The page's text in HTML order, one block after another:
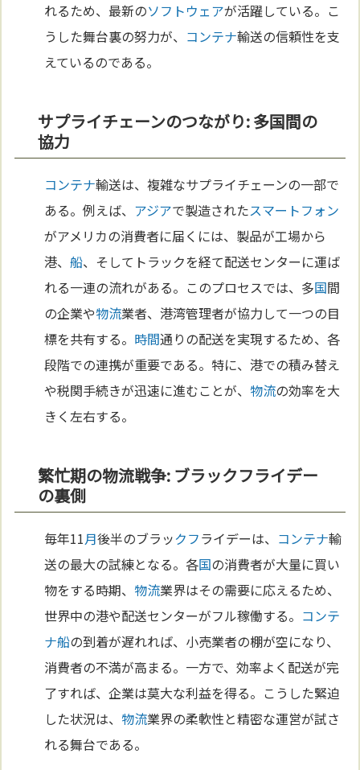
れるため、最新のソフトウェアが活躍している。こ
うした舞台裏の努力が、 コンテナ輸送の信頼性を支
えているのである。
サプライチェーンのつながり: 多国間の
協力
コンテナ輸送は、複雑なサプライチェーンの一部で
ある。例えば、 アジアで製造されたスマートフォン
がアメリカの消費者に届くには、製品が工場から
港、船、そしてトラックを経て配送センターに運ば
れる一連の流れがある。このプロセスでは、多国間
の企業や物流業者、港湾管理者が協力して一つの目
標を共有する。 時間通りの配送を実現するため、各
段階での連携が重要である。特に、港での積み替え
や税関手続きが迅速に進むことが、 物流の効率を大
きく左右する。
繁忙期の物流戦争: ブラックフライデー
の裏側
毎年11月後半のブラックフライデーは、 コンテナ輸
送の最大の試練となる。各国の消費者が大量に買い
物をする時期、 物流業界はその需要に応えるため、
世界中の港や配送センターがフル稼働する。 コンテ
ナ船の到着が遅れれば、小売業者の棚が空になり、
消費者の不満が高まる。一方で、効率よく配送が完
了すれば、企業は莫大な利益を得る。こうした緊迫
した状況は、 物流業界の柔軟性と精密な運営が試さ
れる舞台である。